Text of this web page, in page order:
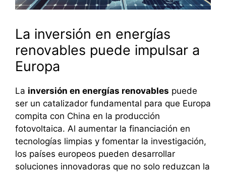
La inversión en energías
renovables puede impulsar a
Europa
La inversión en energías renovables puede
ser un catalizador fundamental para que Europa
compita con China en la producción
fotovoltaica. Al aumentar la financiación en
tecnologías limpias y fomentar la investigación,
los países europeos pueden desarrollar
soluciones innovadoras que no solo reduzcan la